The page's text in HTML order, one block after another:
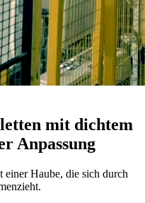
mit dichtem
Anpassung
einer Haube, die sich durch